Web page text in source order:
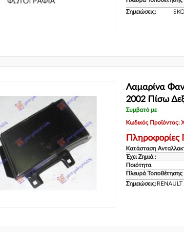
Σημειώσεις:
Λαμαρίνα
2002 Πίσω
Συμβατό με
Κωδικός Προϊόντος:
Πληροφορίες
Κατάσταση
Έχει Ζημιά :
Ποιότητα
Πλευρά Τοποθέτησης
Σημειώσεις: